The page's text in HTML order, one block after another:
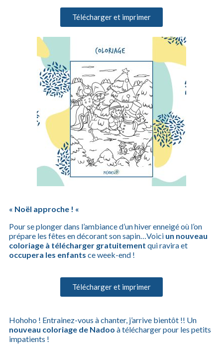
Télécharger et imprimer
« Noël approche ! «
Pour se plonger dans l’ambiance d’un hiver enneigé où l’on
prépare les fêtes en décorant son sapin…Voici un nouveau
coloriage à télécharger gratuitement qui ravira et
occupera les enfants ce week-end !
Télécharger et imprimer
Hohoho ! Entrainez-vous à chanter, j’arrive bientôt !! Un
nouveau coloriage de Nadoo à télécharger pour les petits
impatients !